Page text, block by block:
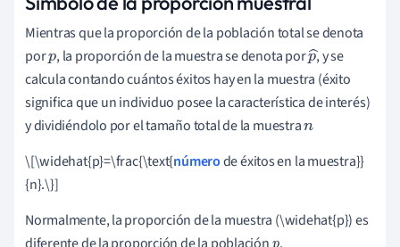
Mientras que la proporción de la población total se denota
porp, la proporción de la muestra se denota porp
^
, y se
calcula contando cuántos éxitos hay en la muestra (éxito
significa que un individuo posee la característica de interés)
y dividiéndolo por el tamaño total de la muestran
\[\widehat{p}=\frac{\text{númerode éxitos en la muestra}}
{n}.\}]
Normalmente, la proporción de la muestra (\widehat{p}) es
diferente de la proporción de la población .